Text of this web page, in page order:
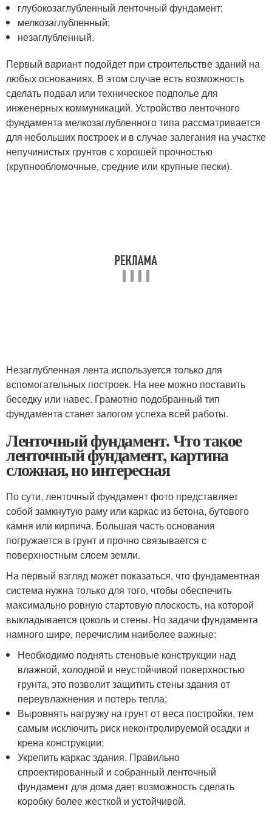
глубокозаглубленный ленточный фундамент;
мелкозаглубленный;
незаглубленный.
Первый вариант подойдет при строительстве зданий на
любых основаниях. В этом случае есть возможность
сделать подвал или техническое подполье для
инженерных коммуникаций. Устройство ленточного
фундамента мелкозаглубленного типа рассматривается
для небольших построек и в случае залегания на участке
непучинистых грунтов с хорошей прочностью
(крупнообломочные, средние или крупные пески).
Незаглубленная лента используется только для
вспомогательных построек. На нее можно поставить
беседку или навес. Грамотно подобранный тип
фундамента станет залогом успеха всей работы.
Ленточный фундамент. Что такое
ленточный фундамент, картина
сложная, но интересная
По сути, ленточный фундамент фото представляет
собой замкнутую раму или каркас из бетона, бутового
камня или кирпича. Большая часть основания
погружается в грунт и прочно связывается с
поверхностным слоем земли.
На первый взгляд может показаться, что фундаментная
система нужна только для того, чтобы обеспечить
максимально ровную стартовую плоскость, на которой
выкладывается цоколь и стены. Но задачи фундамента
намного шире, перечислим наиболее важные:
Необходимо поднять стеновые конструкции над
влажной, холодной и неустойчивой поверхностью
грунта, это позволит защитить стены здания от
переувлажнения и потерь тепла;
Выровнять нагрузку на грунт от веса постройки, тем
самым исключить риск неконтролируемой осадки и
крена конструкции;
Укрепить каркас здания. Правильно
спроектированный и собранный ленточный
фундамент для дома дает возможность сделать
коробку более жесткой и устойчивой.